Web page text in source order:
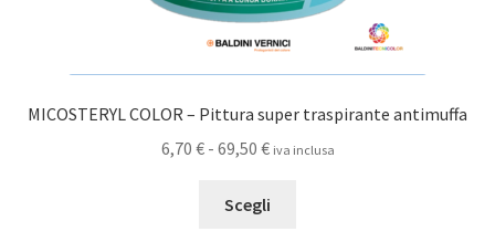
MICOSTERYL COLOR – Pittura super traspirante antimuffa
6,70 € - 69,50 €Fascia
prezzo:
iva inclusa
Scegli